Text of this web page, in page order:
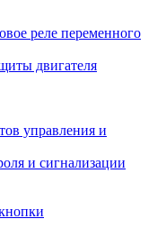
реле переменного
двигателя
управления и
и сигнализации